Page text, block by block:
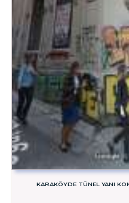
KARAKÖYDE TÜNEL YANI